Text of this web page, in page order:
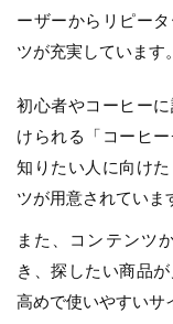
ーザーからリピー
ツが充実しています。
初心者やコーヒー
けられる「コーヒ
知りたい人に向け
ツが用意されていま
また、コンテンツ
き、探したい商品
高めで使いやすいサ